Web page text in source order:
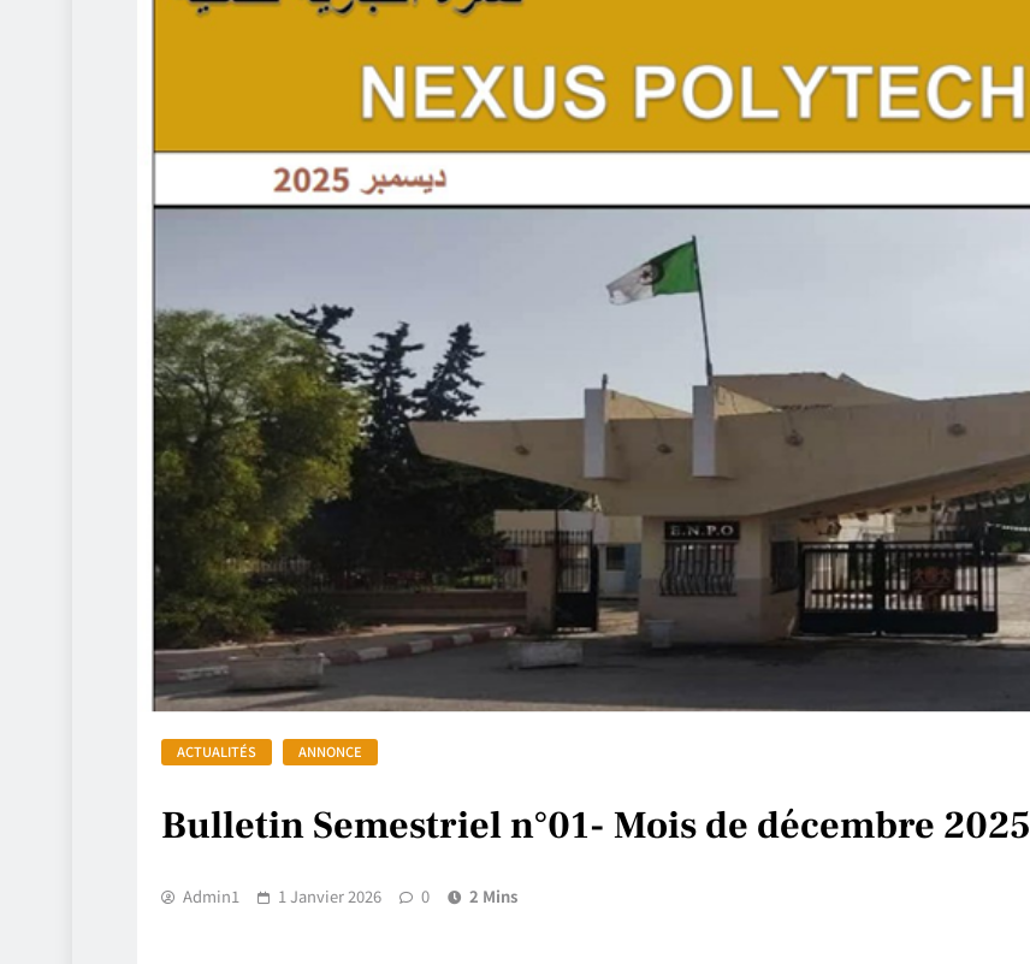
ACTUALITÉS ANNONCE
Bulletin Semestriel n°01- Mois de décembre 2025
Admin1 1 Janvier 2026 0 2 Mins